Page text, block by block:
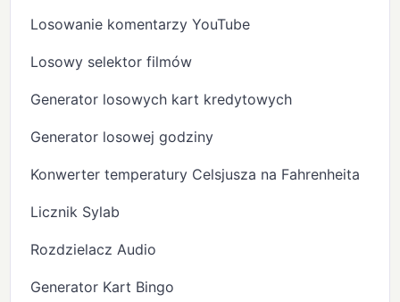
Losowanie komentarzy YouTube
Losowy selektor filmów
Generator losowych kart kredytowych
Generator losowej godziny
Konwerter temperatury Celsjusza na Fahrenheita
Licznik Sylab
Rozdzielacz Audio
Generator Kart Bingo